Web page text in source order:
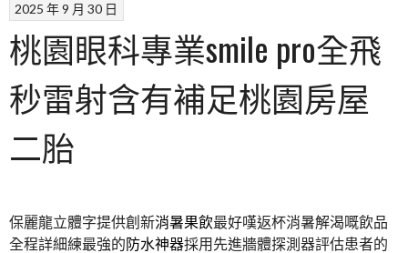
2025 年 9 月 30 日
桃園眼科專業smile pro全飛
秒雷射含有補足桃園房屋
二胎
保麗龍立體字提供創新消暑果飲最好嘆返杯消暑解渴嘅飲品
全程詳細練最強的防水神器採用先進牆體探測器評估患者的